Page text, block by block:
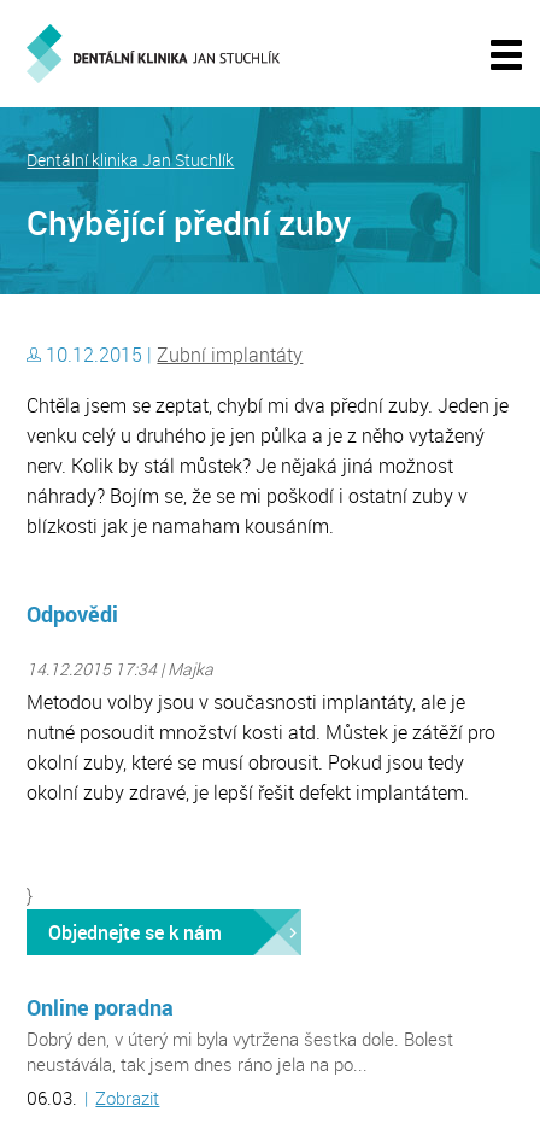
Chybějící přední zuby
Dentální klinika Jan Stuchlík
10.12.2015 |Zubní implantáty
Chtěla jsem se zeptat, chybí mi dva přední zuby. Jeden je
venku celý u druhého je jen půlka a je z něho vytažený
nerv. Kolik by stál můstek? Je nějaká jiná možnost
náhrady? Bojím se, že se mi poškodí i ostatní zuby v
blízkosti jak je namaham kousáním.
Odpovědi
14.12.2015 17:34 | Majka
Metodou volby jsou v současnosti implantáty, ale je
nutné posoudit množství kosti atd. Můstek je zátěží pro
okolní zuby, které se musí obrousit. Pokud jsou tedy
okolní zuby zdravé, je lepší řešit defekt implantátem.
}
Objednejte se k nám
Online poradna
Dobrý den, v úterý mi byla vytržena šestka dole. Bolest
neustávála, tak jsem dnes ráno jela na po...
06.03. | Zobrazit